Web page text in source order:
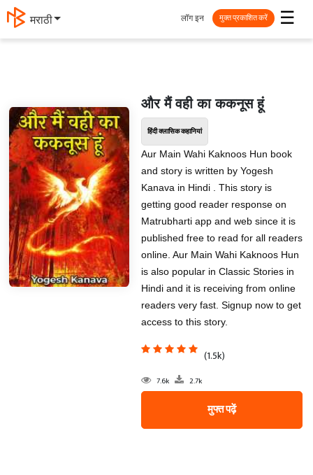
मराठी ☰
लॉग इन मुक्त प्रकाशित करें
और मैं वही का ककनूस हूं
हिंदी क्लासिक कहानियां
Aur Main Wahi Kaknoos Hun book
and story is written by Yogesh
Kanava in Hindi . This story is
getting good reader response on
Matrubharti app and web since it is
published free to read for all readers
online. Aur Main Wahi Kaknoos Hun
is also popular in Classic Stories in
Hindi and it is receiving from online
readers very fast. Signup now to get
access to this story.
(1.5k)
7.6k 2.7k
मुफ्त पढ़ें